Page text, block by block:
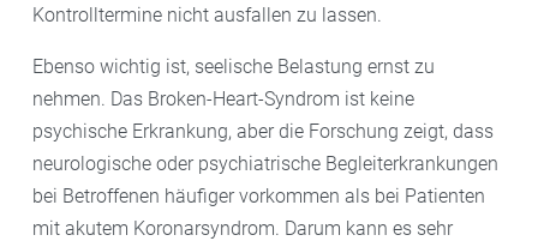
Kontrolltermine nicht ausfallen zu lassen.
Ebenso wichtig ist, seelische Belastung ernst zu
nehmen. Das Broken-Heart-Syndrom ist keine
psychische Erkrankung, aber die Forschung zeigt, dass
neurologische oder psychiatrische Begleiterkrankungen
bei Betroffenen häufiger vorkommen als bei Patienten
mit akutem Koronarsyndrom. Darum kann es sehr